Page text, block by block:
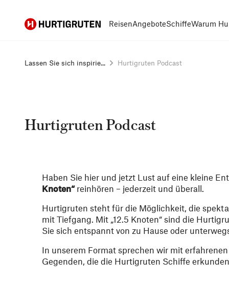
Hurtigruten ReisenAngeboteSchiffeWarum
Lassen Sie sich inspirie... Hurtigruten Podcast
Hurtigruten Podcast
Haben Sie hier und jetzt Lust auf eine kleine
Knoten“reinhören – jederzeit und überall.
Hurtigruten steht für die Möglichkeit, die
mit Tiefgang. Mit „12.5 Knoten“ sind die
Sie sich entspannt von zu Hause oder
In unserem Format sprechen wir mit
Gegenden, die die Hurtigruten Schiffe